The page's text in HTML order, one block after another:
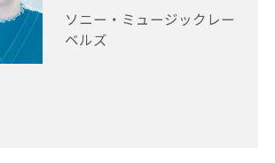
ソニー・ミュージックレー
ベルズ